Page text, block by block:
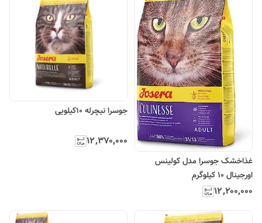
غذاخشک جوسرا مدل کولینس
اورجینال 10 کیلوگرم
۱۲٬۲۰۰٬۰۰۰
جوسرا نیچرله 10کیلویی
۱۲٬۳۷۰٬۰۰۰